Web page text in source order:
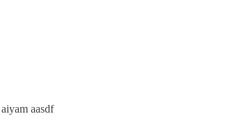
aiyam aasdf